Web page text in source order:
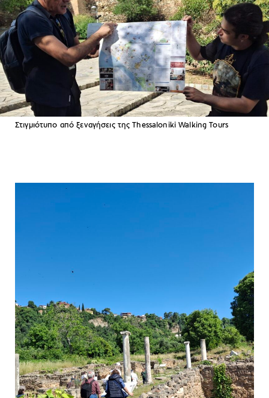
Στιγμιότυπο από ξεναγήσεις της Thessaloniki Walking Tours